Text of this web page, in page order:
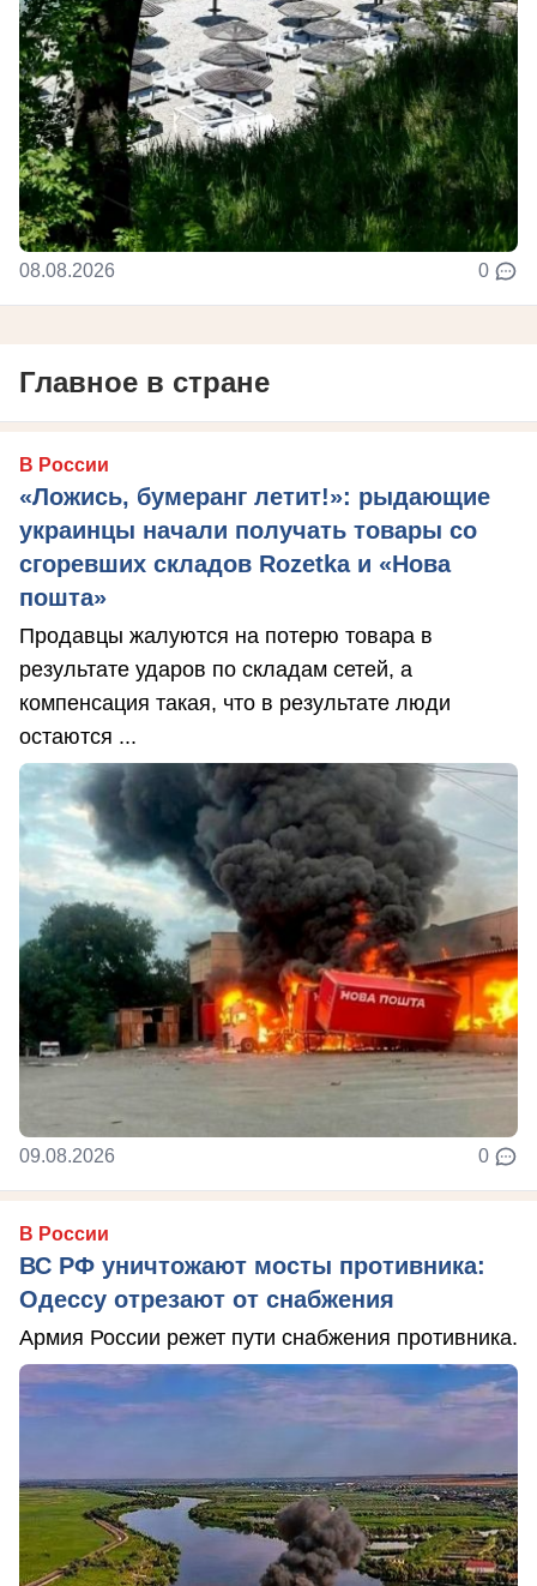
08.08.2026 0
Главное в стране
В России
«Ложись, бумеранг летит!»: рыдающие
украинцы начали получать товары со
сгоревших складов Rozetka и «Нова
пошта»
Продавцы жалуются на потерю товара в
результате ударов по складам сетей, а
компенсация такая, что в результате люди
остаются ...
09.08.2026 0
В России
ВС РФ уничтожают мосты противника:
Одессу отрезают от снабжения
Армия России режет пути снабжения противника.